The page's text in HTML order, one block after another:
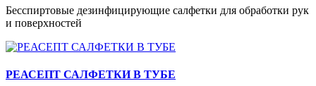
Бесспиртовые дезинфицирующие салфетки для обработки рук
и поверхностей
РЕАСЕПТ САЛФЕТКИ В ТУБЕ